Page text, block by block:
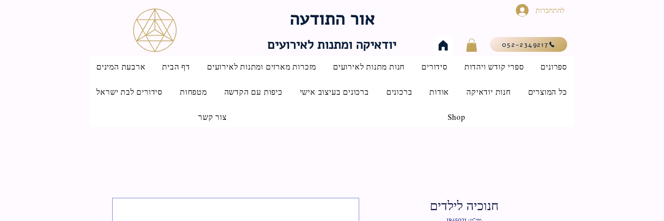
אור התודעה
יודאיקה ומתנות לאירועים
להתחברות
052-2349217
ארבעת המינים דף הבית מזכרות מארזים ומתנות לאירועים חנות מתנות לאירועים סידורים ספרי קודש ויהדות ספרונים
סידורים לבת ישראל מטפחות כיפות עם הקדשה ברכונים בעיצוב אישי ברכונים אודות חנות יודאיקה כל המוצרים
צור קשר Shop
חנוכיה לילדים